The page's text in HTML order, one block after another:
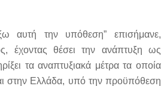
αυτή την υπόθεση” επισήμανε,
έχοντας θέσει την ανάπτυξη ως
τα αναπτυξιακά μέτρα τα οποία
στην Ελλάδα, υπό την προϋπόθεση